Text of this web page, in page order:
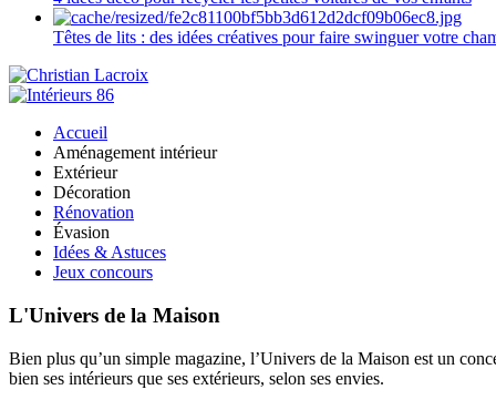
Têtes de lits : des idées créatives pour faire swinguer votre
Accueil
Aménagement intérieur
Extérieur
Décoration
Rénovation
Évasion
Idées & Astuces
Jeux concours
L'Univers de la Maison
Bien plus qu’un simple magazine, l’Univers de la Maison est un
bien ses intérieurs que ses extérieurs, selon ses envies.